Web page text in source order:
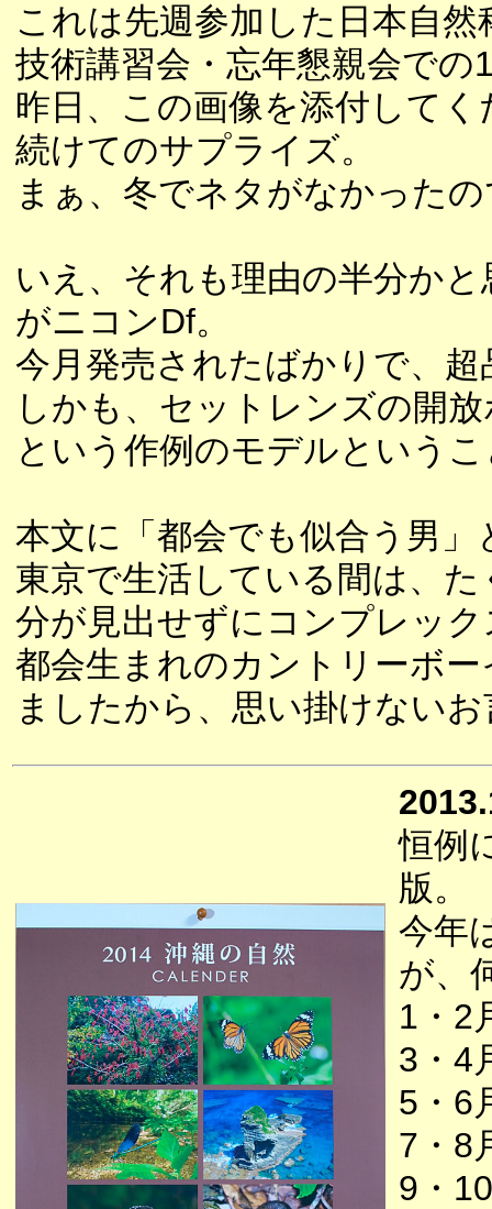
これは先週参加した日本自
技術講習会・忘年懇親会での
昨日、この画像を添付して
続けてのサプライズ。
まぁ、冬でネタがなかった
いえ、それも理由の半分か
がニコンDf。
今月発売されたばかりで、超
しかも、セットレンズの開
という作例のモデルという
本文に「都会でも似合う男
東京で生活している間は、
分が見出せずにコンプレッ
都会生まれのカントリーボ
ましたから、思い掛けない
恒例
版。
今年
が、
1・2
3・4
5・6
7・8
9・